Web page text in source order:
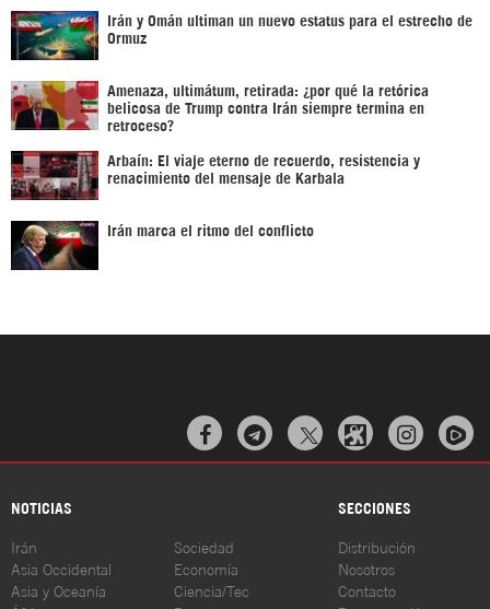
Irán y Omán ultiman un nuevo estatus para el estrecho de
Ormuz
Amenaza, ultimátum, retirada: ¿por qué la retórica
belicosa de Trump contra Irán siempre termina en
retroceso?
Arbaín: El viaje eterno de recuerdo, resistencia y
renacimiento del mensaje de Karbala
Irán marca el ritmo del conflicto
  
NOTICIAS SECCIONES
Irán
Asia Occidental
Asia y Oceanía
Sociedad
Economía
Ciencia/Tec
Distribución
Nosotros
Contacto